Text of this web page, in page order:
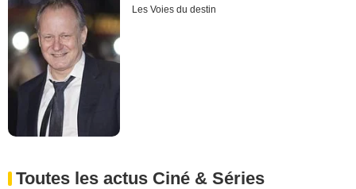
Les Voies du destin
Toutes les actus Ciné & Séries